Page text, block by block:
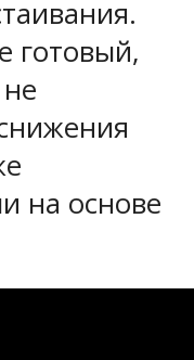
готовый,
на основе